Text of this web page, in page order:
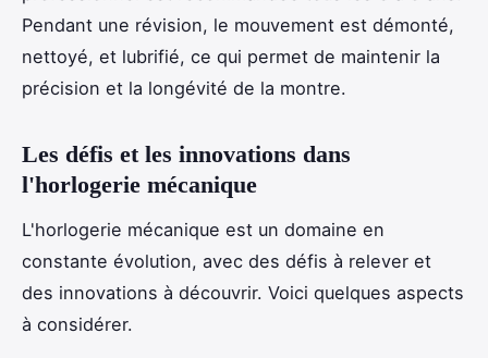
Pendant une révision, le mouvement est démonté,
nettoyé, et lubrifié, ce qui permet de maintenir la
précision et la longévité de la montre.
Les défis et les innovations dans
l'horlogerie mécanique
L'horlogerie mécanique est un domaine en
constante évolution, avec des défis à relever et
des innovations à découvrir. Voici quelques aspects
à considérer.